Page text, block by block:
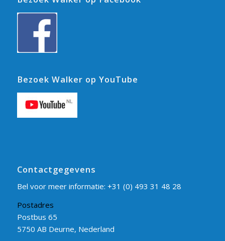
Bezoek Walker op YouTube
Contactgegevens
Bel voor meer informatie: +31 (0) 493 31 48 28
Postadres
Postbus 65
5750 AB Deurne, Nederland